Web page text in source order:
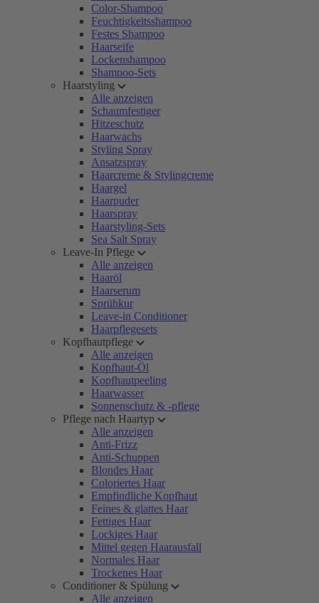
Color-Shampoo
Feuchtigkeitsshampoo
Festes Shampoo
Haarseife
Lockenshampoo
Shampoo-Sets
Haarstyling
Alle anzeigen
Schaumfestiger
Hitzeschutz
Haarwachs
Styling Spray
Ansatzspray
Haarcreme & Stylingcreme
Haargel
Haarpuder
Haarspray
Haarstyling-Sets
Sea Salt Spray
Leave-In Pflege
Alle anzeigen
Haaröl
Haarserum
Sprühkur
Leave-in Conditioner
Haarpflegesets
Kopfhautpflege
Alle anzeigen
Kopfhaut-Öl
Kopfhautpeeling
Haarwasser
Sonnenschutz & -pflege
Pflege nach Haartyp
Alle anzeigen
Anti-Frizz
Anti-Schuppen
Blondes Haar
Coloriertes Haar
Empfindliche Kopfhaut
Feines & glattes Haar
Fettiges Haar
Lockiges Haar
Mittel gegen Haarausfall
Normales Haar
Trockenes Haar
Conditioner & Spülung
Alle anzeigen